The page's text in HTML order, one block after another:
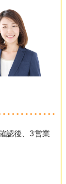
認後、3営業